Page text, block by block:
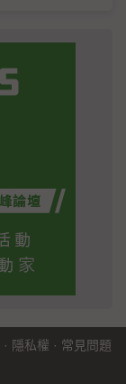
· 隱私權 · 常見問題